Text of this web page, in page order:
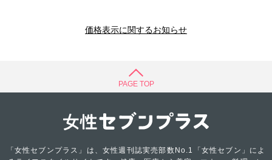
価格表示に関するお知らせ
PAGE TOP
「女性セブンプラス」は、女性週刊誌実売部数No.1「女性セブン」によ